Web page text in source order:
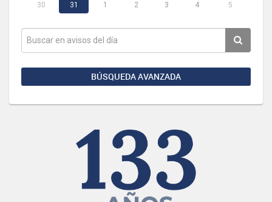
30
31 1 2 3 4 5
BÚSQUEDA AVANZADA